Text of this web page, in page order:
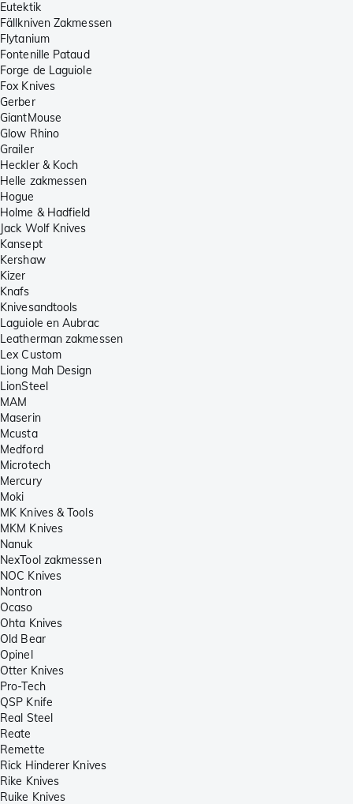
Eutektik
Fällkniven Zakmessen
Flytanium
Fontenille Pataud
Forge de Laguiole
Fox Knives
Gerber
GiantMouse
Glow Rhino
Grailer
Heckler & Koch
Helle zakmessen
Hogue
Holme & Hadfield
Jack Wolf Knives
Kansept
Kershaw
Kizer
Knafs
Knivesandtools
Laguiole en Aubrac
Leatherman zakmessen
Lex Custom
Liong Mah Design
LionSteel
MAM
Maserin
Mcusta
Medford
Microtech
Mercury
Moki
MK Knives & Tools
MKM Knives
Nanuk
NexTool zakmessen
NOC Knives
Nontron
Ocaso
Ohta Knives
Old Bear
Opinel
Otter Knives
Pro-Tech
QSP Knife
Real Steel
Reate
Remette
Rick Hinderer Knives
Rike Knives
Ruike Knives